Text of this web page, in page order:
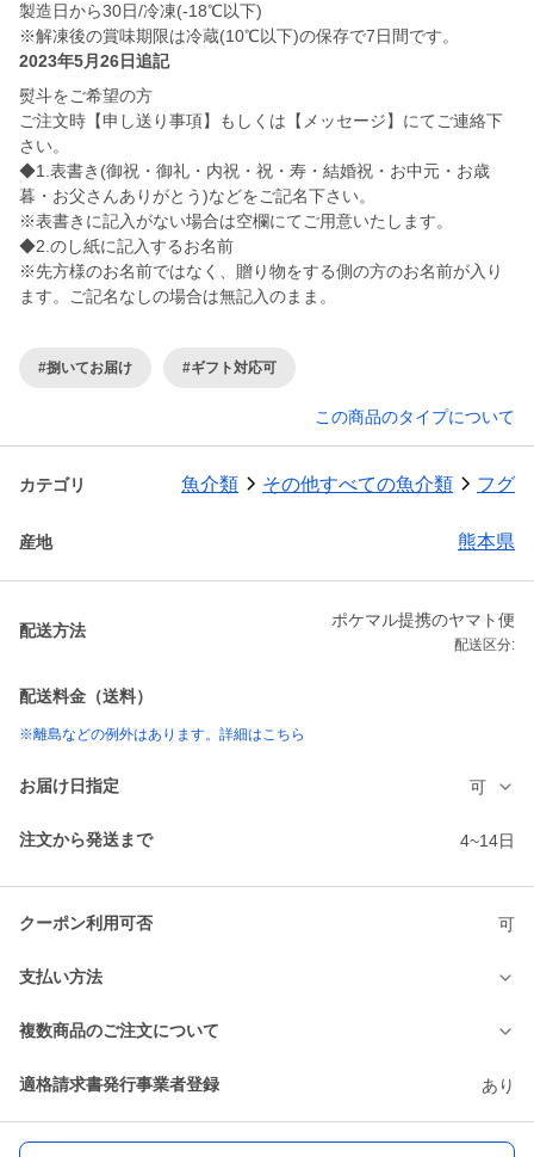
製造日から30日/冷凍(-18℃以下)
※解凍後の賞味期限は冷蔵(10℃以下)の保存で7日間です。
2023年5月26日追記
熨斗をご希望の方
ご注文時【申し送り事項】もしくは【メッセージ】にてご連絡下
さい。
◆1.表書き(御祝・御礼・内祝・祝・寿・結婚祝・お中元・お歳
暮・お父さんありがとう)などをご記名下さい。
※表書きに記入がない場合は空欄にてご用意いたします。
◆2.のし紙に記入するお名前
※先方様のお名前ではなく、贈り物をする側の方のお名前が入り
ます。ご記名なしの場合は無記入のまま。
#捌いてお届け #ギフト対応可
この商品のタイプについて
カテゴリ 魚介類 その他すべての魚介類 フグ
産地 熊本県
配送方法
ポケマル提携のヤマト便
配送区分:
配送料金（送料）
※離島などの例外はあります。詳細はこちら
お届け日指定 可
注文から発送まで 4~14日
クーポン利用可否 可
支払い方法
複数商品のご注文について
適格請求書発行事業者登録 あり